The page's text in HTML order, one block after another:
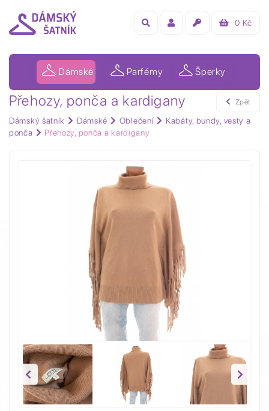
0 Kč
Dámské Parfémy Šperky
Přehozy, ponča a kardigany
Dámský šatník Dámské Oblečení
Kabáty, bundy, vesty a
ponča
Přehozy, ponča a kardigany
Zpět